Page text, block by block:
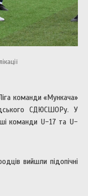
команди «Мункача»
СДЮСШОРу. У
команди U-17 та U-
вийшли підопічні